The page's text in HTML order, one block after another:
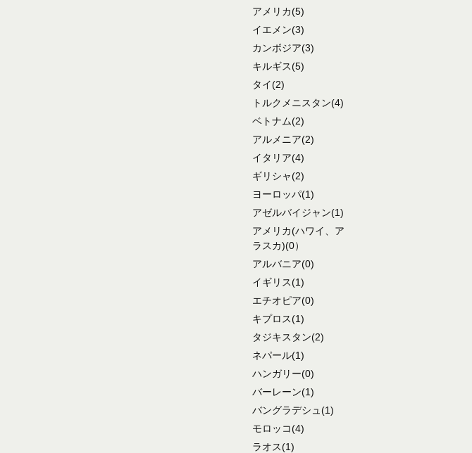
アメリカ(5)
イエメン(3)
カンボジア(3)
キルギス(5)
タイ(2)
トルクメニスタン(4)
ベトナム(2)
アルメニア(2)
イタリア(4)
ギリシャ(2)
ヨーロッパ(1)
アゼルバイジャン(1)
アメリカ(ハワイ、ア
ラスカ)(0）
アルバニア(0)
イギリス(1)
エチオピア(0)
キプロス(1)
タジキスタン(2)
ネパール(1)
ハンガリー(0)
バーレーン(1)
バングラデシュ (1)
モロッコ(4)
ラオス(1)